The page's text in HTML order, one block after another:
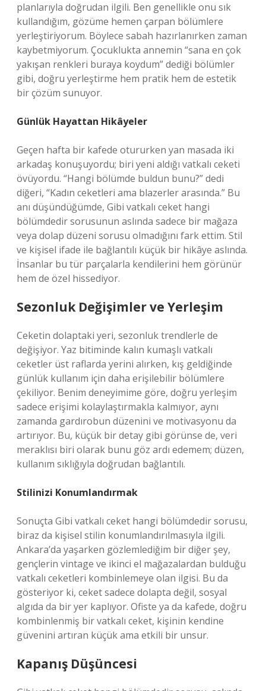
planlarıyla doğrudan ilgili. Ben genellikle onu sık
kullandığım, gözüme hemen çarpan bölümlere
yerleştiriyorum. Böylece sabah hazırlanırken zaman
kaybetmiyorum. Çocuklukta annemin “sana en çok
yakışan renkleri buraya koydum” dediği bölümler
gibi, doğru yerleştirme hem pratik hem de estetik
bir çözüm sunuyor.
Günlük Hayattan Hikâyeler
Geçen hafta bir kafede otururken yan masada iki
arkadaş konuşuyordu; biri yeni aldığı vatkalı ceketi
övüyordu. “Hangi bölümde buldun bunu?” dedi
diğeri, “Kadın ceketleri ama blazerler arasında.” Bu
anı düşündüğümde, Gibi vatkalı ceket hangi
bölümdedir sorusunun aslında sadece bir mağaza
veya dolap düzeni sorusu olmadığını fark ettim. Stil
ve kişisel ifade ile bağlantılı küçük bir hikâye aslında.
İnsanlar bu tür parçalarla kendilerini hem görünür
hem de özel hissediyor.
Sezonluk Değişimler ve Yerleşim
Ceketin dolaptaki yeri, sezonluk trendlerle de
değişiyor. Yaz bitiminde kalın kumaşlı vatkalı
ceketler üst raflarda yerini alırken, kış geldiğinde
günlük kullanım için daha erişilebilir bölümlere
çekiliyor. Benim deneyimime göre, doğru yerleşim
sadece erişimi kolaylaştırmakla kalmıyor, aynı
zamanda gardırobun düzenini ve motivasyonu da
artırıyor. Bu, küçük bir detay gibi görünse de, veri
meraklısı biri olarak bunu göz ardı edemem; düzen,
kullanım sıklığıyla doğrudan bağlantılı.
Stilinizi Konumlandırmak
Sonuçta Gibi vatkalı ceket hangi bölümdedir sorusu,
biraz da kişisel stilin konumlandırılmasıyla ilgili.
Ankara’da yaşarken gözlemlediğim bir diğer şey,
gençlerin vintage ve ikinci el mağazalardan bulduğu
vatkalı ceketleri kombinlemeye olan ilgisi. Bu da
gösteriyor ki, ceket sadece dolapta değil, sosyal
algıda da bir yer kaplıyor. Ofiste ya da kafede, doğru
kombinlenmiş bir vatkalı ceket, kişinin kendine
güvenini artıran küçük ama etkili bir unsur.
Kapanış Düşüncesi